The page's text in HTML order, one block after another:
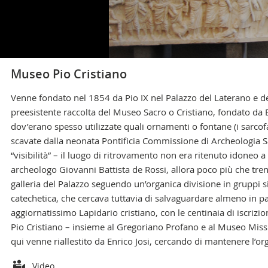
COME RAGGIUNGERCI >
Informazioni generali
+39 06 69883145
info.musei@scv.va
+39 06 69883332
Museo Pio Cristiano
Venne fondato nel 1854 da Pio IX nel Palazzo del Laterano
preesistente raccolta del Museo Sacro o Cristiano, fondato
dov’erano spesso utilizzate quali ornamenti o fontane (i
scavate dalla neonata Pontificia Commissione di Archeologia
“visibilità” – il luogo di ritrovamento non era ritenuto idoneo
archeologo Giovanni Battista de Rossi, allora poco più che
galleria del Palazzo seguendo un’organica divisione in
catechetica, che cercava tuttavia di salvaguardare almeno in
aggiornatissimo Lapidario cristiano, con le centinaia di
Pio Cristiano – insieme al Gregoriano Profano e al Museo
qui venne riallestito da Enrico Josi, cercando di mantenere
Attachments